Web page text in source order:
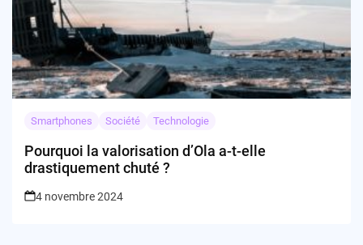
Smartphones Société Technologie
Pourquoi la valorisation d’Ola a-t-elle
drastiquement chuté ?
4 novembre 2024